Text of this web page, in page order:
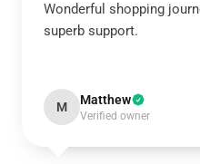
Wonderful shopping
superb support.
M Matthew
Verified owner